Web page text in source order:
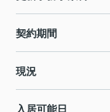
契約期間
現況
入居可能日